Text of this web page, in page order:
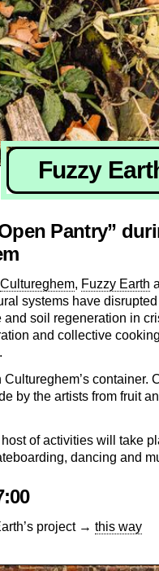
Fuzzy
Pantry”
Cultureghem, Fuzzy Earth
systems have
and soil regeneration in
and collective
container.
by the artists from fruit
of activities will take
dancing and
project → this way